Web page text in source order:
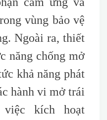
vùng bảo vệ
Ngoài ra, thiết
năng chống mở
khả năng phát
hành vi mở trái
việc kích hoạt